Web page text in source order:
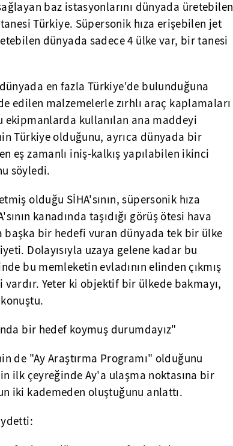
baz istasyonlarını dünyada üretebilen
Türkiye. Süpersonik hıza erişebilen jet
dünyada sadece 4 ülke var, bir tanesi
en fazla Türkiye'de bulunduğuna
edilen malzemelerle zırhlı araç kaplamaları
ekipmanlarda kullanılan ana maddeyi
Türkiye olduğunu, ayrıca dünyada bir
eş zamanlı iniş-kalkış yapılabilen ikinci
söyledi.
olduğu SİHA'sının, süpersonik hıza
kanadında taşıdığı görüş ötesi hava
bir hedefi vuran dünyada tek bir ülke
Dolayısıyla uzaya gelene kadar bu
bu memleketin evladının elinden çıkmış
vardır. Yeter ki objektif bir ülkede bakmayı,
bir hedef koymuş durumdayız"
de "Ay Araştırma Programı" olduğunu
ilk çeyreğinde Ay'a ulaşma noktasına bir
iki kademeden oluştuğunu anlattı.